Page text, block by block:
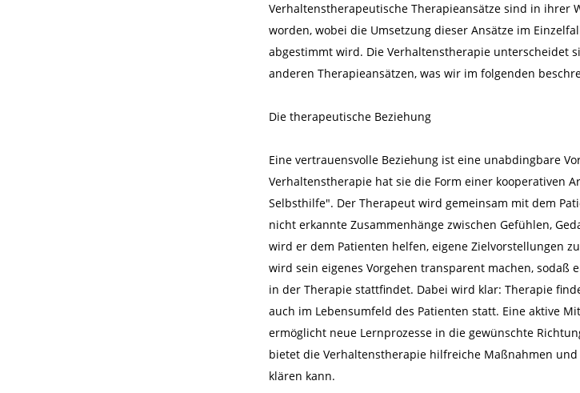
Verhaltenstherapeutische Therapieansätze sind in
worden, wobei die Umsetzung dieser Ansätze im
abgestimmt wird. Die Verhaltenstherapie unterscheidet
anderen Therapieansätzen, was wir im folgenden
Die therapeutische Beziehung
Eine vertrauensvolle Beziehung ist eine unabdingbare
Verhaltenstherapie hat sie die Form einer kooperativen
Selbsthilfe". Der Therapeut wird gemeinsam mit dem
nicht erkannte Zusammenhänge zwischen Gefühlen,
wird er dem Patienten helfen, eigene Zielvorstellungen
wird sein eigenes Vorgehen transparent machen, sodaß
in der Therapie stattfindet. Dabei wird klar: Therapie
auch im Lebensumfeld des Patienten statt. Eine aktive
ermöglicht neue Lernprozesse in die gewünschte
bietet die Verhaltenstherapie hilfreiche Maßnahmen
klären kann.